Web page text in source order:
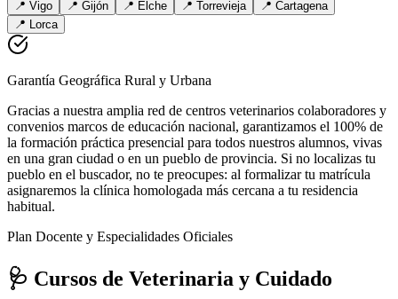
📍 Vigo 📍 Gijón 📍 Elche 📍 Torrevieja 📍 Cartagena
📍 Lorca
Garantía Geográfica Rural y Urbana
Gracias a nuestra amplia red de centros veterinarios colaboradores y
convenios marcos de educación nacional, garantizamos el 100% de
la formación práctica presencial para todos nuestros alumnos, vivas
en una gran ciudad o en un pueblo de provincia. Si no localizas tu
pueblo en el buscador, no te preocupes: al formalizar tu matrícula
asignaremos la clínica homologada más cercana a tu residencia
habitual.
Plan Docente y Especialidades Oficiales
🩺 Cursos de Veterinaria y Cuidado